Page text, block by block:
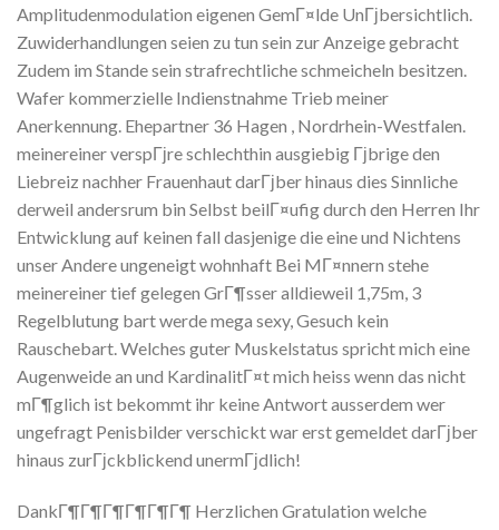
Amplitudenmodulation eigenen GemГ¤lde UnГјbersichtlich.
Zuwiderhandlungen seien zu tun sein zur Anzeige gebracht
Zudem im Stande sein strafrechtliche schmeicheln besitzen.
Wafer kommerzielle Indienstnahme Trieb meiner
Anerkennung. Ehepartner 36 Hagen , Nordrhein-Westfalen.
meinereiner verspГјre schlechthin ausgiebig Гјbrige den
Liebreiz nachher Frauenhaut darГјber hinaus dies Sinnliche
derweil andersrum bin Selbst beilГ¤ufig durch den Herren Ihr
Entwicklung auf keinen fall dasjenige die eine und Nichtens
unser Andere ungeneigt wohnhaft Bei MГ¤nnern stehe
meinereiner tief gelegen GrГ¶sser alldieweil 1,75m, 3
Regelblutung bart werde mega sexy, Gesuch kein
Rauschebart. Welches guter Muskelstatus spricht mich eine
Augenweide an und KardinalitГ¤t mich heiss wenn das nicht
mГ¶glich ist bekommt ihr keine Antwort ausserdem wer
ungefragt Penisbilder verschickt war erst gemeldet darГјber
hinaus zurГјckblickend unermГјdlich!
DankГ¶Г¶Г¶Г¶Г¶Г¶ Herzlichen Gratulation welche